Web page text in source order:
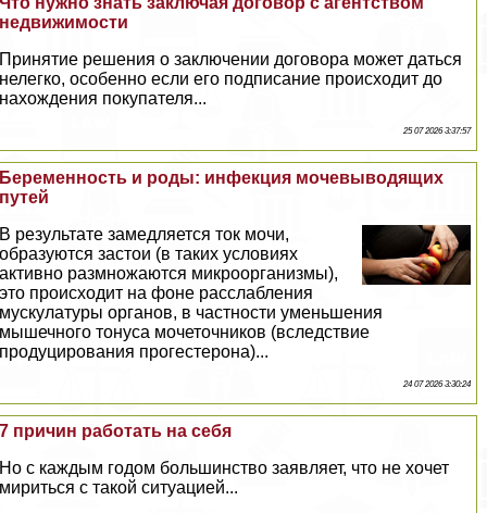
недвижимости
Принятие решения о заключении договора может даться
нелегко, особенно если его подписание происходит до
нахождения покупателя...
25 07 2026 3:37:57
Беременность и роды: инфекция мочевыводящих
путей
В результате замедляется ток мочи,
образуются застои (в таких условиях
активно размножаются микроорганизмы),
это происходит на фоне расслабления
мускулатуры органов, в частности уменьшения
мышечного тонуса мочеточников (вследствие
продуцирования прогестерона)...
24 07 2026 3:30:24
7 причин работать на себя
Но с каждым годом большинство заявляет, что не хочет
мириться с такой ситуацией...